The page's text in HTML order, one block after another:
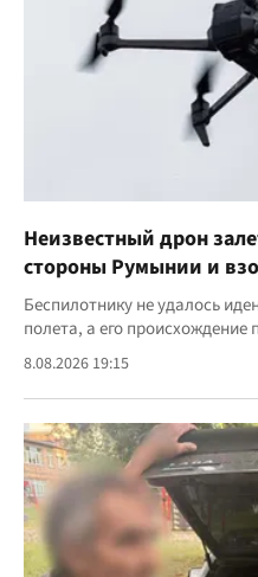
Неизвестный дрон
стороны Румынии и
Беспилотнику не удалось
полета, а его происхождение
8.08.2026 19:15